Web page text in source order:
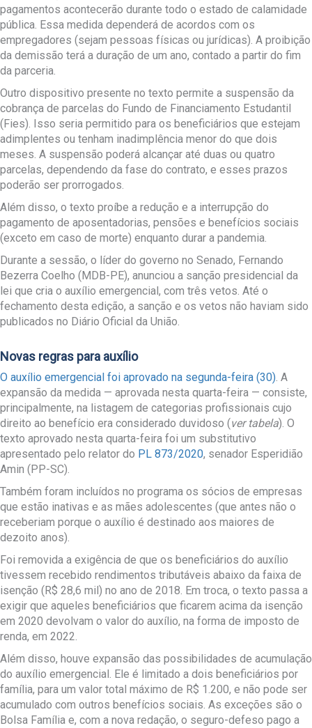
pagamentos acontecerão durante todo o estado de calamidade
pública. Essa medida dependerá de acordos com os
empregadores (sejam pessoas físicas ou jurídicas). A proibição
da demissão terá a duração de um ano, contado a partir do fim
da parceria.
Outro dispositivo presente no texto permite a suspensão da
cobrança de parcelas do Fundo de Financiamento Estudantil
(Fies). Isso seria permitido para os beneficiários que estejam
adimplentes ou tenham inadimplência menor do que dois
meses. A suspensão poderá alcançar até duas ou quatro
parcelas, dependendo da fase do contrato, e esses prazos
poderão ser prorrogados.
Além disso, o texto proíbe a redução e a interrupção do
pagamento de aposentadorias, pensões e benefícios sociais
(exceto em caso de morte) enquanto durar a pandemia.
Durante a sessão, o líder do governo no Senado, Fernando
Bezerra Coelho (MDB-PE), anunciou a sanção presidencial da
lei que cria o auxílio emergencial, com três vetos. Até o
fechamento desta edição, a sanção e os vetos não haviam sido
publicados no Diário Oficial da União.
Novas regras para auxílio
O auxílio emergencial foi aprovado na segunda-feira (30). A
expansão da medida — aprovada nesta quarta-feira — consiste,
principalmente, na listagem de categorias profissionais cujo
direito ao benefício era considerado duvidoso (ver tabela). O
texto aprovado nesta quarta-feira foi um substitutivo
apresentado pelo relator do PL 873/2020, senador Esperidião
Amin (PP-SC).
Também foram incluídos no programa os sócios de empresas
que estão inativas e as mães adolescentes (que antes não o
receberiam porque o auxílio é destinado aos maiores de
dezoito anos).
Foi removida a exigência de que os beneficiários do auxílio
tivessem recebido rendimentos tributáveis abaixo da faixa de
isenção (R$ 28,6 mil) no ano de 2018. Em troca, o texto passa a
exigir que aqueles beneficiários que ficarem acima da isenção
em 2020 devolvam o valor do auxílio, na forma de imposto de
renda, em 2022.
Além disso, houve expansão das possibilidades de acumulação
do auxílio emergencial. Ele é limitado a dois beneficiários por
família, para um valor total máximo de R$ 1.200, e não pode ser
acumulado com outros benefícios sociais. As exceções são o
Bolsa Família e, com a nova redação, o seguro-defeso pago a